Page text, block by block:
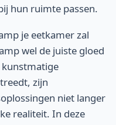
hun ruimte passen.
je eetkamer zal
wel de juiste gloed
kunstmatige
zijn
niet langer
realiteit. In deze